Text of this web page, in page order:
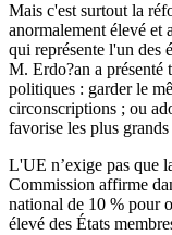
Mais c'est surtout la
anormalement élevé et
qui représente l'un des
M. Erdo?an a présenté
politiques : garder le
circonscriptions ; ou
favorise les plus
L'UE n’exige pas que
Commission affirme
national de 10 % pour
élevé des États